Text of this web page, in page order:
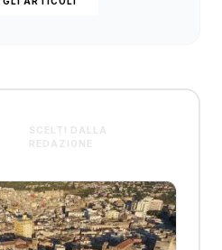
SCELTI DALLA
REDAZIONE